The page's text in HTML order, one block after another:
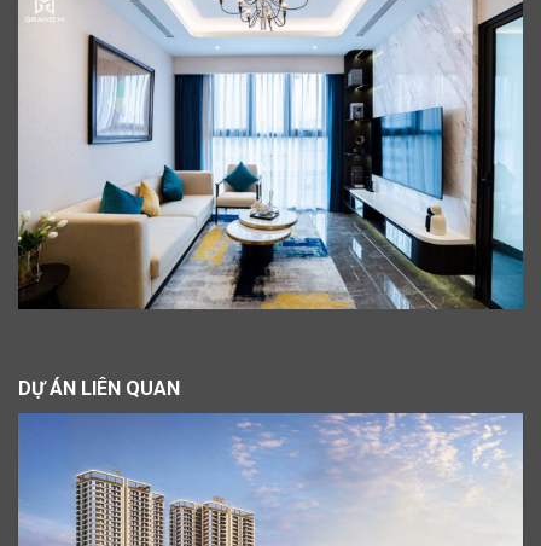
DỰ ÁN LIÊN QUAN